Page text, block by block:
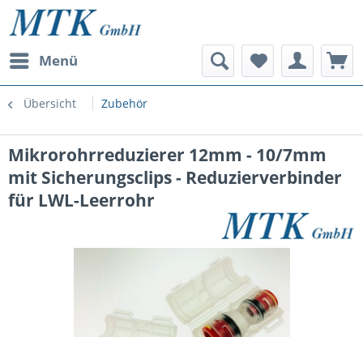
Menü
Übersicht Zubehör
Mikrorohrreduzierer 12mm - 10/7mm
mit Sicherungsclips - Reduzierverbinder
für LWL-Leerrohr